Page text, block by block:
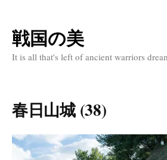
コ
ン
ツ
へ
ス
戦国の美
It is all that's left of ancient warriors
春日山城 (38)